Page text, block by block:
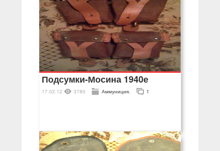
Подсумки-Мосина 1940е
17.02.12 3780 Аммуниция. 1